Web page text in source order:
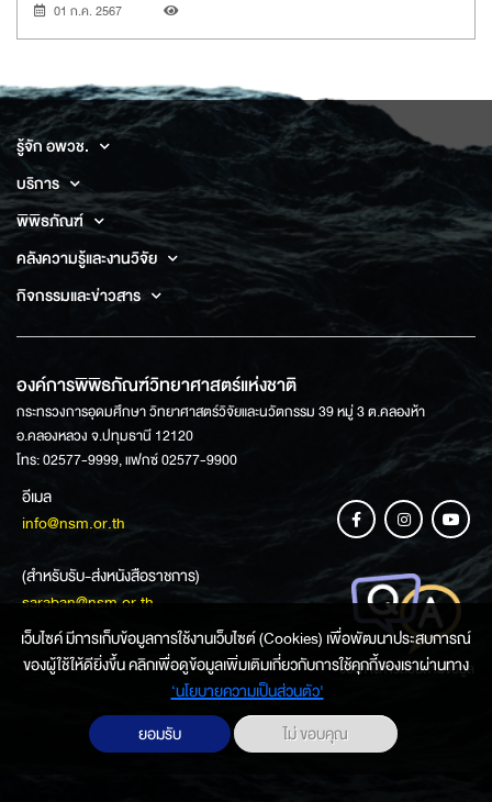
01 ก.ค. 2567
รู้จัก อพวช.
บริการ
พิพิธภัณฑ์
คลังความรู้และงานวิจัย
กิจกรรมและข่าวสาร
องค์การพิพิธภัณฑ์วิทยาศาสตร์แห่งชาติ
กระทรวงการอุดมศึกษา วิทยาศาสตร์วิจัยและนวัตกรรม 39 หมู่ 3 ต.คลองห้า
อ.คลองหลวง จ.ปทุมธานี 12120
โทร: 02577-9999, แฟกซ์ 02577-9900
อีเมล
info@nsm.or.th
(สำหรับรับ-ส่งหนังสือราชการ)
saraban@nsm.or.th
ช่องทางการสอบถามข้อมูล
เว็บไซค์ มีการเก็บข้อมูลการใช้งานเว็บไซต์ (Cookies) เพื่อพัฒนาประสบการณ์
ของผู้ใช้ให้ดียิ่งขึ้น คลิกเพื่อดูข้อมูลเพิ่มเติมเกี่ยวกับการใช้คุกกี้ของเราผ่านทาง
‘นโยบายความเป็นส่วนตัว'
ยอมรับ
ไม่ ขอบคุณ